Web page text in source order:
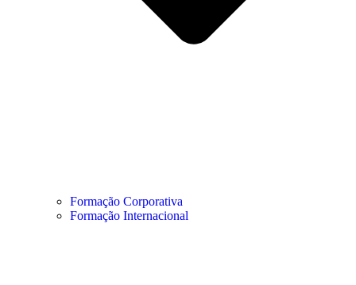
Formação Corporativa
Formação Internacional